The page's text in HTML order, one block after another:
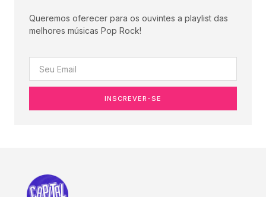
Queremos oferecer para os ouvintes a playlist das
melhores músicas Pop Rock!
INSCREVER-SE